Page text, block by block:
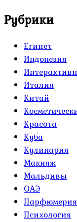
Рубрики
Египет
Индонезия
Италия
Китай
Красота
Куба
Кулинария
Макияж
Мальдивы
ОАЭ
Психология